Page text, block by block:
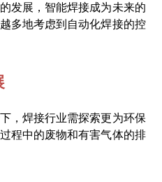
发展，智能焊接成为未来的
多地考虑到自动化焊接的控
，焊接行业需探索更为环保
程中的废物和有害气体的排